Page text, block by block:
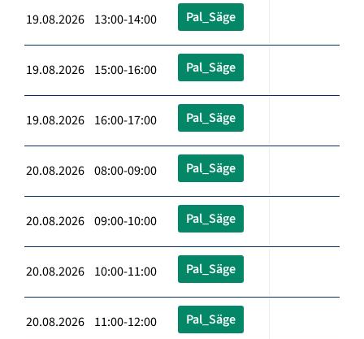
19.08.2026 13:00-14:00 Pal_Säge
19.08.2026 15:00-16:00 Pal_Säge
19.08.2026 16:00-17:00 Pal_Säge
20.08.2026 08:00-09:00 Pal_Säge
20.08.2026 09:00-10:00 Pal_Säge
20.08.2026 10:00-11:00 Pal_Säge
20.08.2026 11:00-12:00 Pal_Säge